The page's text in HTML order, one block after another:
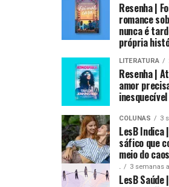
Resenha |
romance
nunca é
própria
LITERATURA
Resenha |
amor
inesquecível
COLUNAS 3
LesB Indica
sáfico que
meio do
. 3 semanas
LesB